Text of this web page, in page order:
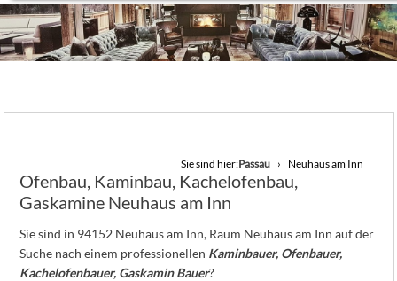
/
Sie sind hier:Passau Neuhaus am Inn
Ofenbau, Kaminbau, Kachelofenbau,
Gaskamine Neuhaus am Inn
Sie sind in 94152 Neuhaus am Inn, Raum Neuhaus am Inn auf der
Suche nach einem professionellen Kaminbauer, Ofenbauer,
Kachelofenbauer, Gaskamin Bauer?